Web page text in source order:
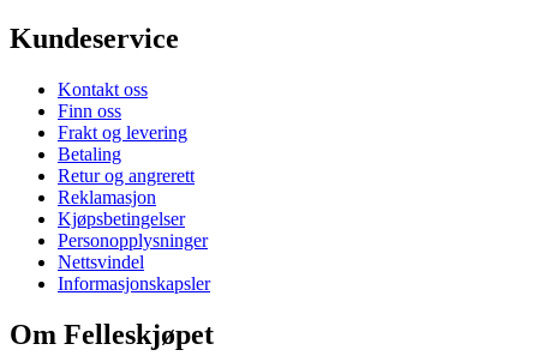
Kundeservice
Kontakt oss
Finn oss
Frakt og levering
Betaling
Retur og angrerett
Reklamasjon
Kjøpsbetingelser
Personopplysninger
Nettsvindel
Informasjonskapsler
Om Felleskjøpet